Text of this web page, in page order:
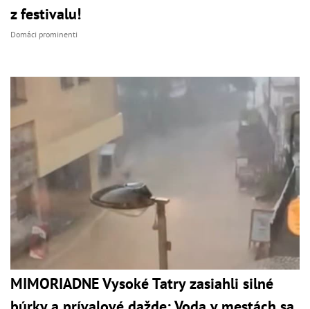
z festivalu!
Domáci prominenti
MIMORIADNE Vysoké Tatry zasiahli silné